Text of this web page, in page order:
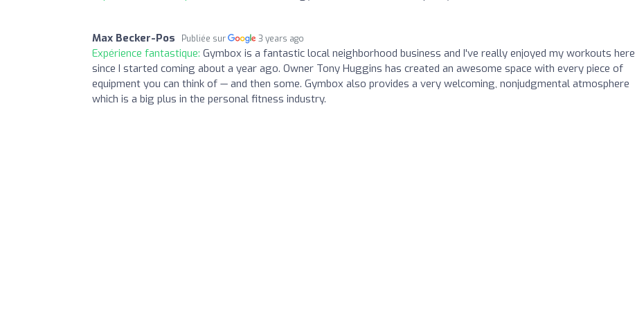
Max Becker-Pos Publiée sur 3 years ago
Expérience fantastique: Gymbox is a fantastic local neighborhood business and I've really enjoyed my workouts here
since I started coming about a year ago. Owner Tony Huggins has created an awesome space with every piece of
equipment you can think of — and then some. Gymbox also provides a very welcoming, nonjudgmental atmosphere
which is a big plus in the personal fitness industry.